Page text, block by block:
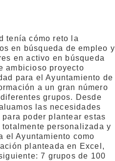
tenía cómo reto la
en búsqueda de empleo y
en activo en búsqueda
ambicioso proyecto
para el Ayuntamiento de
a un gran número
grupos. Desde
las necesidades
poder plantear estas
personalizada y
el Ayuntamiento como
planteada en Excel,
7 grupos de 100